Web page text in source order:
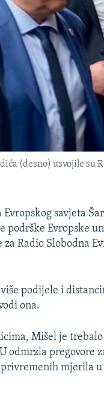
(desno) usvojile su
savjeta
Evropske
Radio Slobodna
podijele i
ona.
Mišel je
odmrzla pregovore
mjerila